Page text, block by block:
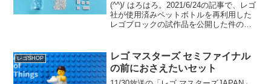
(^^)/ はろはろ。2021/6/24の記事で、レゴ
社が使用済みペットボトルを再利用した
レゴブロックの試作品を公開した件の続
先ほどまで記事が見え...
レゴSHOP
レゴ マスターズ セミファイナル
の前におさえたいセット